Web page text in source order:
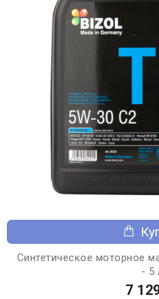
Синтетическое моторное
- 5
7